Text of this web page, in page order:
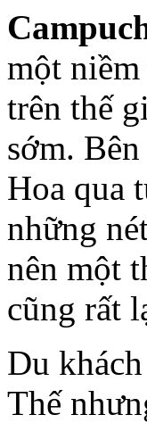
một
trên thế
sớm.
Hoa qua
những
nên một
cũng rất
Du
Thế